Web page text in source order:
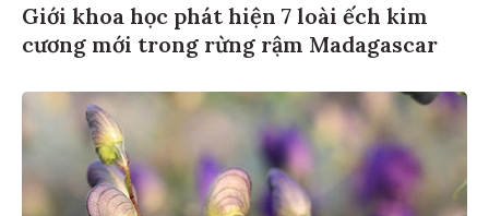
Giới khoa học phát hiện 7 loài ếch kim
cương mới trong rừng rậm Madagascar